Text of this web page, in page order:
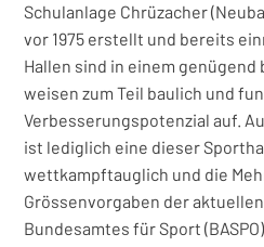
Schulanlage Chrüzacher
vor 1975 erstellt und bereits
Hallen sind in einem
weisen zum Teil baulich und
Verbesserungspotenzial auf.
ist lediglich eine dieser
wettkampftauglich und die
Grössenvorgaben der
Bundesamtes für Sport